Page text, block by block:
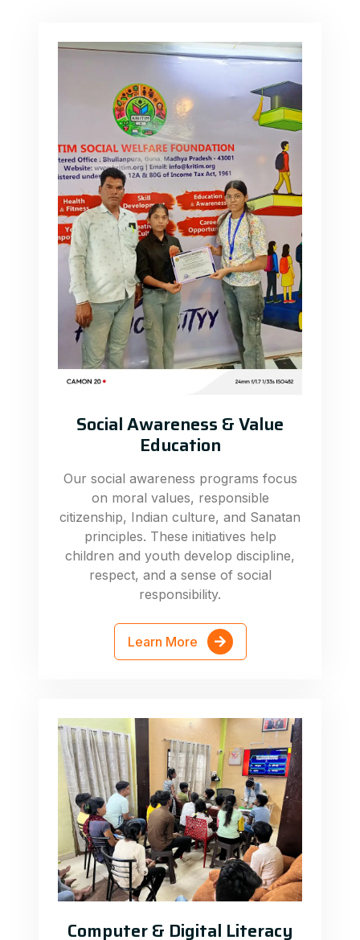
Social Awareness & Value
Education
Our social awareness programs focus
on moral values, responsible
citizenship, Indian culture, and Sanatan
principles. These initiatives help
children and youth develop discipline,
respect, and a sense of social
responsibility.
Learn More
Computer & Digital Literacy